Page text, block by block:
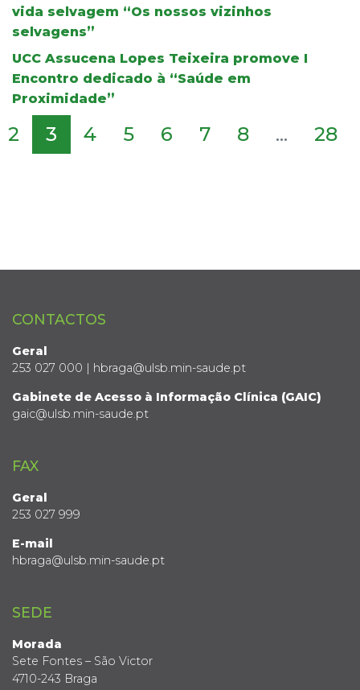
vida selvagem “Os nossos vizinhos
selvagens”
UCC Assucena Lopes Teixeira promove I
Encontro dedicado à “Saúde em
Proximidade”
2 3 4 5 6 7 8 ... 28
CONTACTOS
Geral
253 027 000 | hbraga@ulsb.min-saude.pt
Gabinete de Acesso à Informação Clínica (GAIC)
gaic@ulsb.min-saude.pt
FAX
Geral
253 027 999
E-mail
hbraga@ulsb.min-saude.pt
SEDE
Morada
Sete Fontes – São Victor
4710-243 Braga